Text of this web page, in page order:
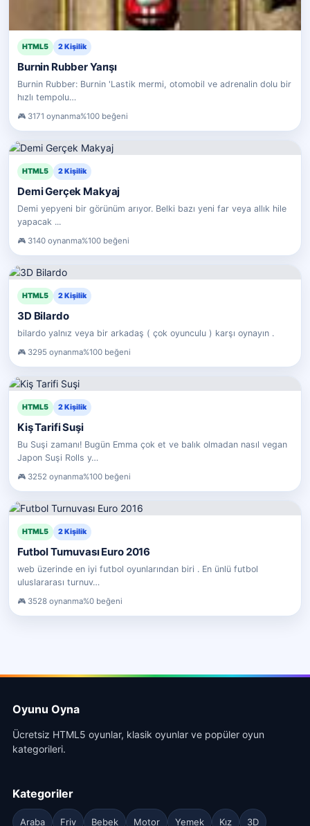
HTML5 2 Kişilik
Burnin Rubber Yarışı
Burnin Rubber: Burnin 'Lastik mermi, otomobil ve adrenalin dolu bir
hızlı tempolu…
3171 oynanma%100 beğeni
HTML5 2 Kişilik
Demi Gerçek Makyaj
Demi yepyeni bir görünüm arıyor. Belki bazı yeni far veya allık hile
yapacak ...
3140 oynanma%100 beğeni
HTML5 2 Kişilik
3D Bilardo
bilardo yalnız veya bir arkadaş ( çok oyunculu ) karşı oynayın .
3295 oynanma%100 beğeni
HTML5 2 Kişilik
Kiş Tarifi Suşi
Bu Suşi zamanı! Bugün Emma çok et ve balık olmadan nasıl vegan
Japon Suşi Rolls y…
3252 oynanma%100 beğeni
HTML5 2 Kişilik
Futbol Turnuvası Euro 2016
web üzerinde en iyi futbol oyunlarından biri . En ünlü futbol
uluslararası turnuv…
3528 oynanma%0 beğeni
Oyunu Oyna
Ücretsiz HTML5 oyunlar, klasik oyunlar ve popüler oyun
kategorileri.
Kategoriler
Araba Friv Bebek Motor Yemek Kız 3D